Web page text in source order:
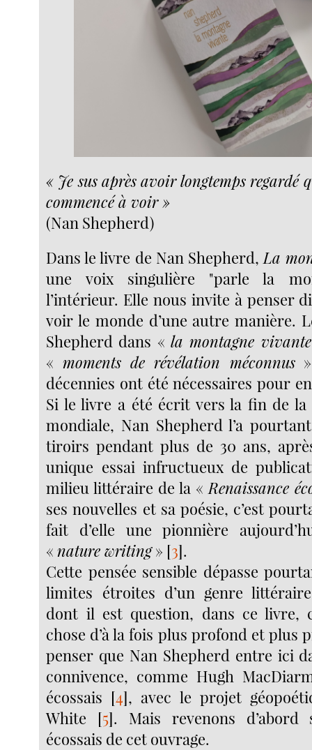
« Je sus après avoir longtemps regardé
commencé à voir »
(Nan Shepherd)
Dans le livre de Nan Shepherd, La
une voix singulière "parle la
l’intérieur. Elle nous invite à penser
voir le monde d’une autre manière.
Shepherd dans «la montagne vivante
« moments de révélation méconnus»
décennies ont été nécessaires pour
Si le livre a été écrit vers la fin de la
mondiale, Nan Shepherd l’a
tiroirs pendant plus de 30 ans,
unique essai infructueux de
milieu littéraire de la « Renaissance
ses nouvelles et sa poésie, c’est
fait d’elle une pionnière
«nature writing» [3].
Cette pensée sensible dépasse
limites étroites d’un genre
dont il est question, dans ce livre,
chose d’à la fois plus profond et plus
penser que Nan Shepherd entre ici
connivence, comme Hugh
écossais [4], avec le projet
White [5]. Mais revenons
écossais de cet ouvrage.